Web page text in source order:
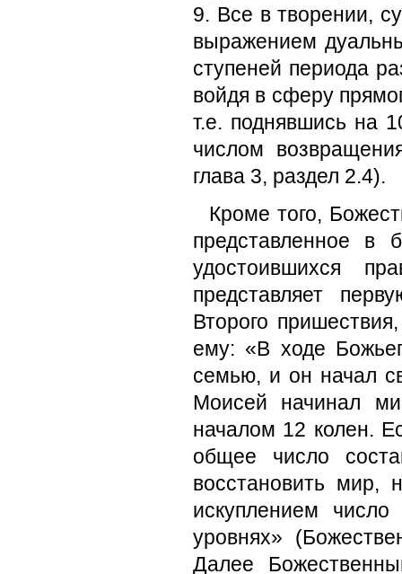
9. Все в творении,
выражением
ступеней периода
войдя в сферу
т.е. поднявшись на
числом
глава 3, раздел 2.4).
Кроме того,
представленное в
удостоившихся
представляет
Второго
ему: «В ходе
семью, и он начал
Моисей начинал
началом 12 колен.
общее число
восстановить мир,
искуплением
уровнях»
Далее